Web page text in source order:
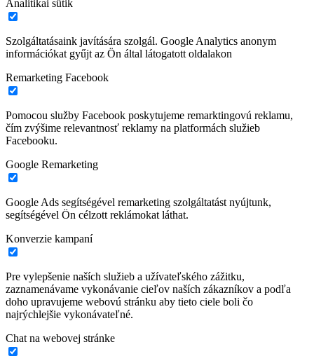
Analitikai sütik
Szolgáltatásaink javítására szolgál. Google Analytics anonym
információkat gyűjt az Ön által látogatott oldalakon
Remarketing Facebook
Pomocou služby Facebook poskytujeme remarktingovú reklamu,
čím zvýšime relevantnosť reklamy na platformách služieb
Facebooku.
Google Remarketing
Google Ads segítségével remarketing szolgáltatást nyújtunk,
segítségével Ön célzott reklámokat láthat.
Konverzie kampaní
Pre vylepšenie naších služieb a užívateľského zážitku,
zaznamenávame vykonávanie cieľov naších zákazníkov a podľa
doho upravujeme webovú stránku aby tieto ciele boli čo
najrýchlejšie vykonávateľné.
Chat na webovej stránke